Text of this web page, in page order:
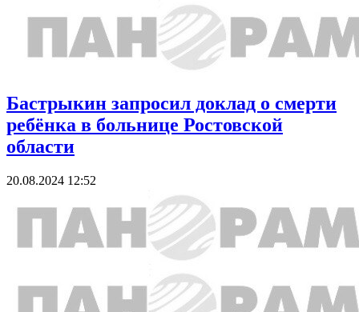
Бастрыкин запросил доклад о смерти
ребёнка в больнице Ростовской
области
20.08.2024 12:52